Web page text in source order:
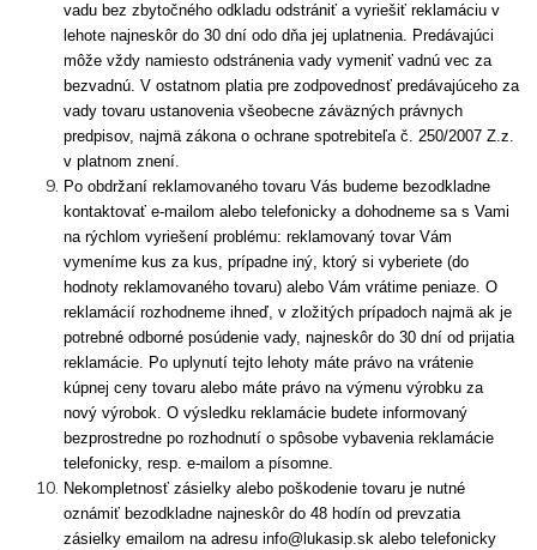
vadu bez zbytočného odkladu odstrániť a vyriešiť reklamáciu v
lehote najneskôr do 30 dní odo dňa jej uplatnenia. Predávajúci
môže vždy namiesto odstránenia vady vymeniť vadnú vec za
bezvadnú. V ostatnom platia pre zodpovednosť predávajúceho za
vady tovaru ustanovenia všeobecne záväzných právnych
predpisov, najmä zákona o ochrane spotrebiteľa č. 250/2007 Z.z.
v platnom znení.
Po obdržaní reklamovaného tovaru Vás budeme bezodkladne
kontaktovať e-mailom alebo telefonicky a dohodneme sa s Vami
na rýchlom vyriešení problému: reklamovaný tovar Vám
vymeníme kus za kus, prípadne iný, ktorý si vyberiete (do
hodnoty reklamovaného tovaru) alebo Vám vrátime peniaze. O
reklamácií rozhodneme ihneď, v zložitých prípadoch najmä ak je
potrebné odborné posúdenie vady, najneskôr do 30 dní od prijatia
reklamácie. Po uplynutí tejto lehoty máte právo na vrátenie
kúpnej ceny tovaru alebo máte právo na výmenu výrobku za
nový výrobok. O výsledku reklamácie budete informovaný
bezprostredne po rozhodnutí o spôsobe vybavenia reklamácie
telefonicky, resp. e-mailom a písomne.
Nekompletnosť zásielky alebo poškodenie tovaru je nutné
oznámiť bezodkladne najneskôr do 48 hodín od prevzatia
zásielky emailom na adresu info@lukasip.sk alebo telefonicky